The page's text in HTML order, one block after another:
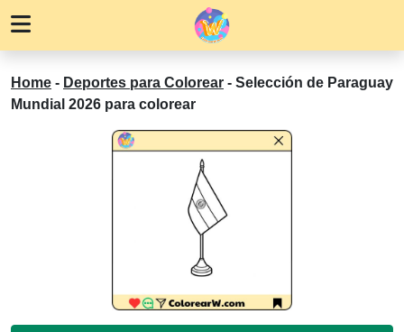
Home - Deportes para Colorear - Selección de Paraguay
Mundial 2026 para colorear